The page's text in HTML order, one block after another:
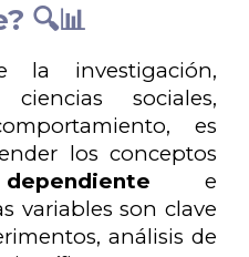
🔍📊
investigación,
sociales,
es
los conceptos
e
variables son clave
análisis de